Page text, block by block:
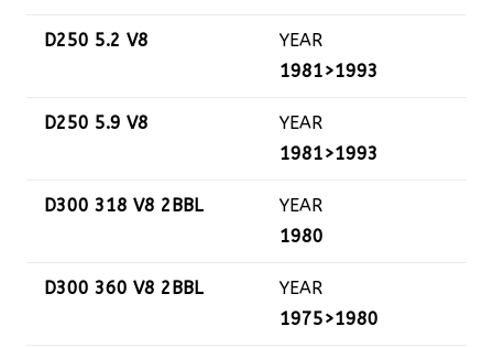
D250 5.2 V8
YEAR
1981>1993
D250 5.9 V8
YEAR
1981>1993
D300 318 V8 2BBL
YEAR
1980
D300 360 V8 2BBL
YEAR
1975>1980